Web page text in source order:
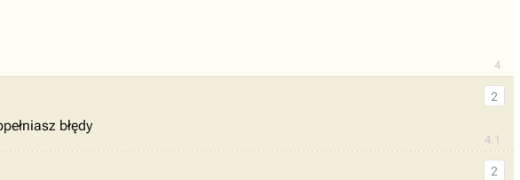
4
4.1
2
błędy
2